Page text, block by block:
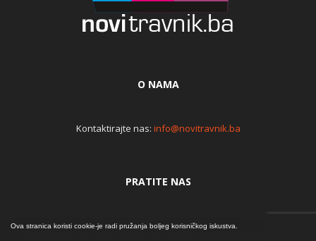
Ova stranica koristi cookie-je radi pružanja boljeg korisničkog iskustva.
O NAMA
Kontaktirajte nas: info@novitravnik.ba
PRATITE NAS